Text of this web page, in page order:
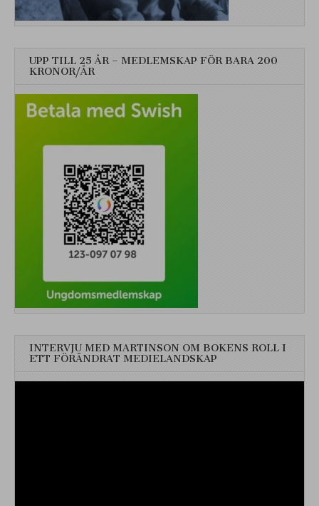
UPP TILL 25 ÅR – MEDLEMSKAP FÖR BARA 200
KRONOR/ÅR
INTERVJU MED MARTINSON OM BOKENS ROLL I
ETT FÖRÄNDRAT MEDIELANDSKAP